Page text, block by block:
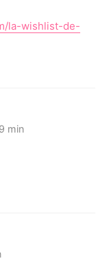
la-wishlist-de-
min